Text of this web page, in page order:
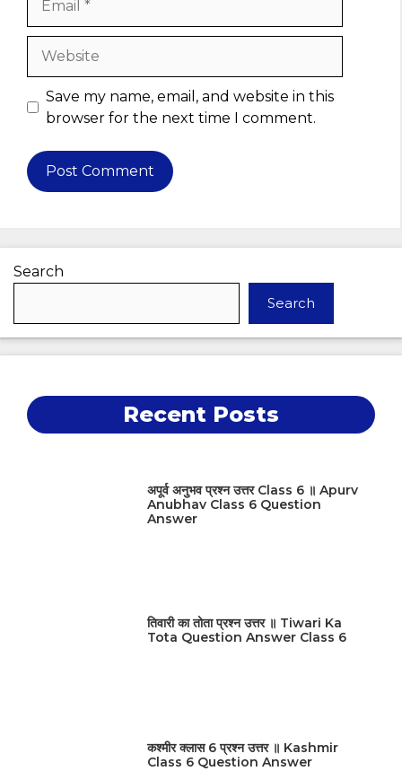
Save my name, email, and website in this
browser for the next time I comment.
Search
Search
Recent Posts
अपूर्व अनुभव प्रश्न उत्तर Class 6 ॥ Apurv
Anubhav Class 6 Question
Answer
तिवारी का तोता प्रश्न उत्तर ॥ Tiwari Ka
Tota Question Answer Class 6
कश्मीर क्लास 6 प्रश्न उत्तर ॥ Kashmir
Class 6 Question Answer